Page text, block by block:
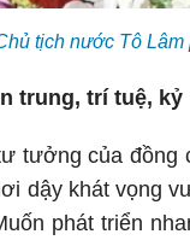
tịch nước Tô
trung, trí tuệ, kỷ
tưởng của
dậy khát vọng
phát triển